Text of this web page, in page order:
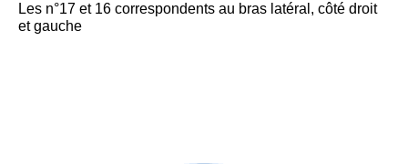
Les n°17 et 16 correspondents au bras latéral, côté droit
et gauche